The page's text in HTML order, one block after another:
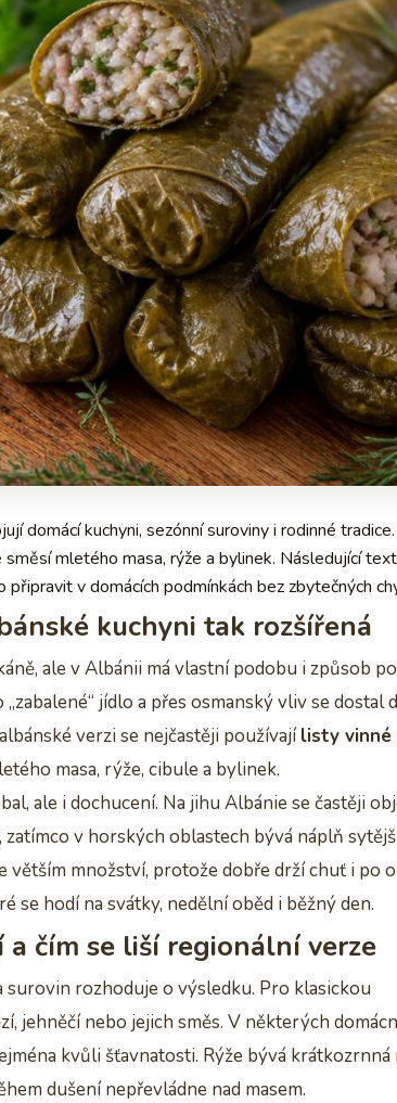
domácí kuchyni, sezónní suroviny i rodinné
mletého masa, rýže a bylinek. Následující
v domácích podmínkách bez zbytečných
kuchyni tak rozšířená
ale v Albánii má vlastní podobu i způsob
jídlo a přes osmanský vliv se dostal
verzi se nejčastěji používajílisty vinné
masa, rýže, cibule a bylinek.
ale i dochucení. Na jihu Albánie se častěji
v horských oblastech bývá náplň
větším množství, protože dobře drží chuť i po
se hodí na svátky, nedělní oběd i běžný den.
a čím se liší regionální verze
surovin rozhoduje o výsledku. Pro klasickou
jehněčí nebo jejich směs. V některých
kvůli šťavnatosti. Rýže bývá krátkozrnná
dušení nepřevládne nad masem.